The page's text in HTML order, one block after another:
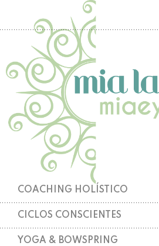
COACHING HOLÍSTICO
CICLOS CONSCIENTES
YOGA & BOWSPRING